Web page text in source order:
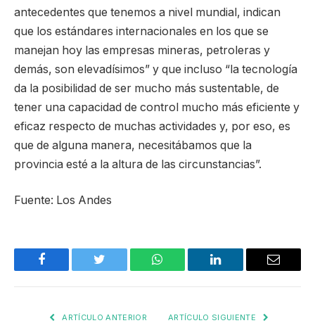
antecedentes que tenemos a nivel mundial, indican
que los estándares internacionales en los que se
manejan hoy las empresas mineras, petroleras y
demás, son elevadísimos” y que incluso “la tecnología
da la posibilidad de ser mucho más sustentable, de
tener una capacidad de control mucho más eficiente y
eficaz respecto de muchas actividades y, por eso, es
que de alguna manera, necesitábamos que la
provincia esté a la altura de las circunstancias”.
Fuente: Los Andes
Facebook Twitter WhatsApp LinkedIn Email
ARTÍCULO ANTERIOR ARTÍCULO SIGUIENTE